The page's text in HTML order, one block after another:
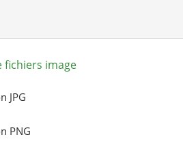
fichiers image
JPG
PNG